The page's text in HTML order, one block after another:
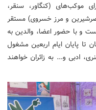
موکب‌های (کنگاور، سنقر،
و مرز خسروی) مستقر
و با حضور اعضا، والدین به
پایان ایام اربعین مشغول
ادبی و... به زائران خواهند